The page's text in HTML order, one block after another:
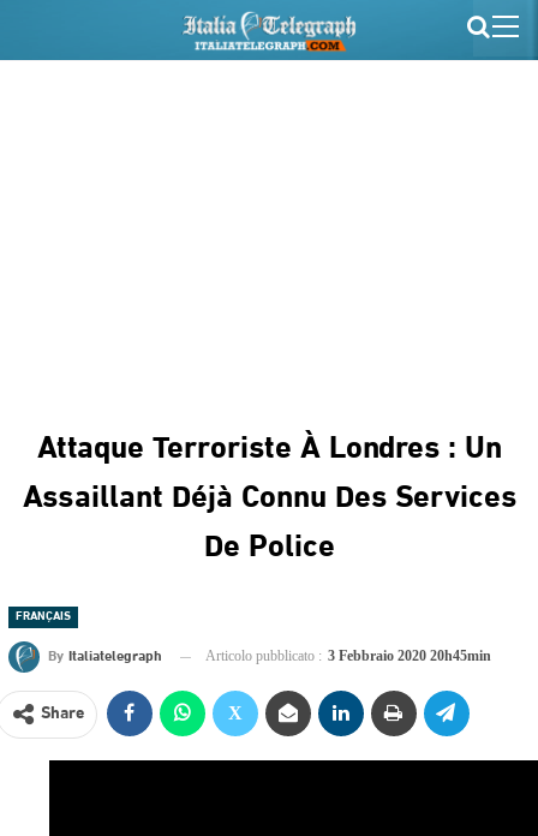
Attaque Terroriste À Londres : Un
Assaillant Déjà Connu Des Services
De Police
FRANÇAIS
By Italiatelegraph Articolo pubblicato : 3 Febbraio 2020 20h45min
Share